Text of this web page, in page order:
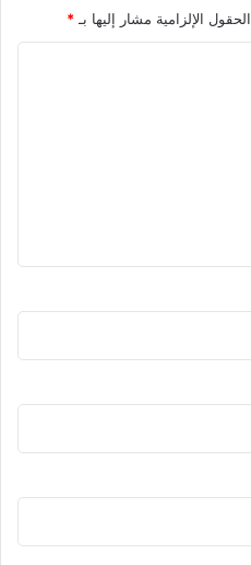
الحقول الإلزامية مشار إليها بـ*